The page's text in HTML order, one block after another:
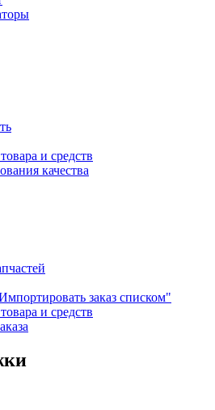
и средств
качества
заказ списком"
и средств